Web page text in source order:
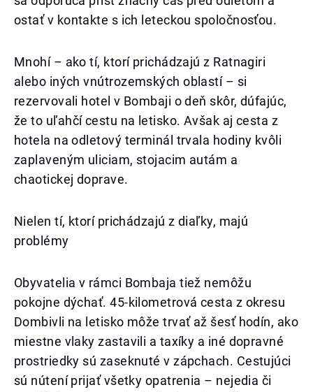
ostať v kontakte s ich leteckou spoločnosťou.
Mnohí – ako tí, ktorí prichádzajú z Ratnagiri
alebo iných vnútrozemských oblastí – si
rezervovali hotel v Bombaji o deň skôr, dúfajúc,
že to uľahčí cestu na letisko. Avšak aj cesta z
hotela na odletový terminál trvala hodiny kvôli
zaplaveným uliciam, stojacim autám a
chaotickej doprave.
Nielen tí, ktorí prichádzajú z diaľky, majú
problémy
Obyvatelia v rámci Bombaja tiež nemôžu
pokojne dýchať. 45-kilometrová cesta z okresu
Dombivli na letisko môže trvať až šesť hodín, ako
miestne vlaky zastavili a taxíky a iné dopravné
prostriedky sú zaseknuté v zápchach. Cestujúci
sú nútení prijať všetky opatrenia – nejedia či